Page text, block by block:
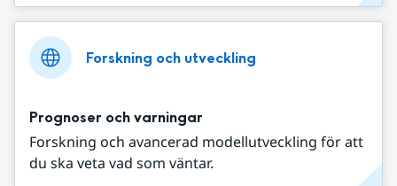
Forskning och utveckling
Prognoser och varningar
Forskning och avancerad modellutveckling för att
du ska veta vad som väntar.